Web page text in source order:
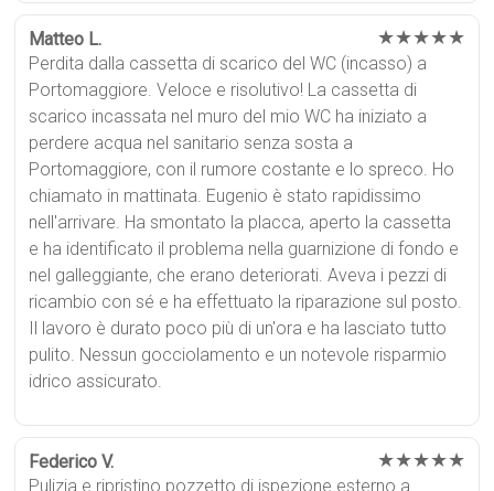
Matteo L. ★★★★★
Perdita dalla cassetta di scarico del WC (incasso) a
Portomaggiore. Veloce e risolutivo! La cassetta di
scarico incassata nel muro del mio WC ha iniziato a
perdere acqua nel sanitario senza sosta a
Portomaggiore, con il rumore costante e lo spreco. Ho
chiamato in mattinata. Eugenio è stato rapidissimo
nell'arrivare. Ha smontato la placca, aperto la cassetta
e ha identificato il problema nella guarnizione di fondo e
nel galleggiante, che erano deteriorati. Aveva i pezzi di
ricambio con sé e ha effettuato la riparazione sul posto.
Il lavoro è durato poco più di un'ora e ha lasciato tutto
pulito. Nessun gocciolamento e un notevole risparmio
idrico assicurato.
Federico V. ★★★★★
Pulizia e ripristino pozzetto di ispezione esterno a